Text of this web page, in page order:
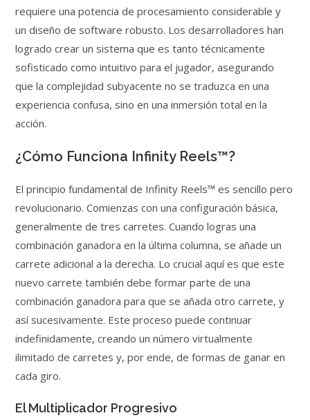
requiere una potencia de procesamiento considerable y
un diseño de software robusto. Los desarrolladores han
logrado crear un sistema que es tanto técnicamente
sofisticado como intuitivo para el jugador, asegurando
que la complejidad subyacente no se traduzca en una
experiencia confusa, sino en una inmersión total en la
acción.
¿Cómo Funciona Infinity Reels™?
El principio fundamental de Infinity Reels™ es sencillo pero
revolucionario. Comienzas con una configuración básica,
generalmente de tres carretes. Cuando logras una
combinación ganadora en la última columna, se añade un
carrete adicional a la derecha. Lo crucial aquí es que este
nuevo carrete también debe formar parte de una
combinación ganadora para que se añada otro carrete, y
así sucesivamente. Este proceso puede continuar
indefinidamente, creando un número virtualmente
ilimitado de carretes y, por ende, de formas de ganar en
cada giro.
El Multiplicador Progresivo